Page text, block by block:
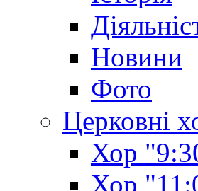
Новини
Фото
Церковні
Хор
Хор